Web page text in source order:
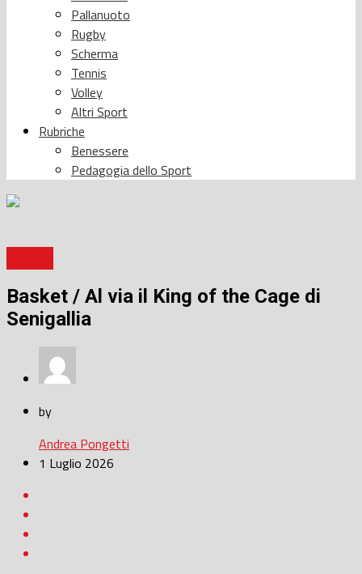
Pallanuoto
Rugby
Scherma
Tennis
Volley
Altri Sport
Rubriche
Benessere
Pedagogia dello Sport
Basket / Al via il King of the Cage di
Senigallia
by
Andrea Pongetti
1 Luglio 2026